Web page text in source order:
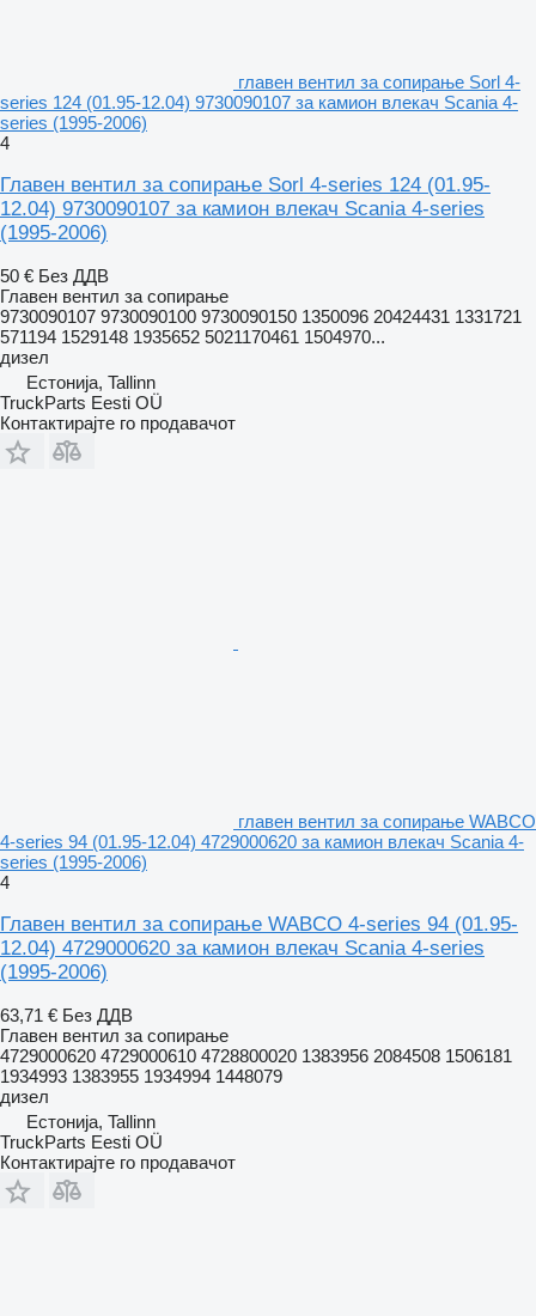
главен вентил за сопирање Sorl 4-
series 124 (01.95-12.04) 9730090107 за камион влекач Scania 4-
series (1995-2006)
4
Главен вентил за сопирање Sorl 4-series 124 (01.95-
12.04) 9730090107 за камион влекач Scania 4-series
(1995-2006)
50 € Без ДДВ
Главен вентил за сопирање
9730090107 9730090100 9730090150 1350096 20424431 1331721
571194 1529148 1935652 5021170461 1504970...
дизел
Естонија, Tallinn
TruckParts Eesti OÜ
Контактирајте го продавачот
главен вентил за сопирање WABCO
4-series 94 (01.95-12.04) 4729000620 за камион влекач Scania 4-
series (1995-2006)
4
Главен вентил за сопирање WABCO 4-series 94 (01.95-
12.04) 4729000620 за камион влекач Scania 4-series
(1995-2006)
63,71 € Без ДДВ
Главен вентил за сопирање
4729000620 4729000610 4728800020 1383956 2084508 1506181
1934993 1383955 1934994 1448079
дизел
Естонија, Tallinn
TruckParts Eesti OÜ
Контактирајте го продавачот